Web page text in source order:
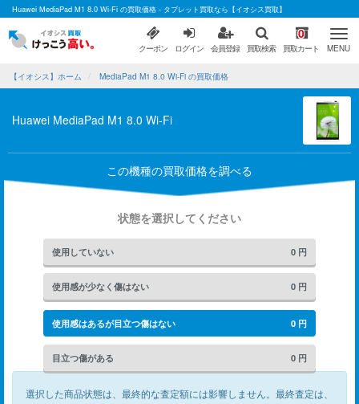
Huawei MediaPad M1 8.0 Wi-Fi の買取価格 - タブレット買取なら【イオシス買取】
クーポン ログイン 会員登録 買取検索
0
買取カート MENU
【イオシス】ホーム MediaPad M1 8.0 Wi-Fi の買取価格
Huawei MediaPad M1 8.0 Wi-Fi
この機種の買取価格を調べる
状態を選択してください
使用していない 0 円
使用感が少なく傷はない 0 円
使用感はあるが目立つ傷はない 0 円
目立つ傷がある 0 円
選択した商品状態は、最終的な査定額には影響しません。 最終査定は、